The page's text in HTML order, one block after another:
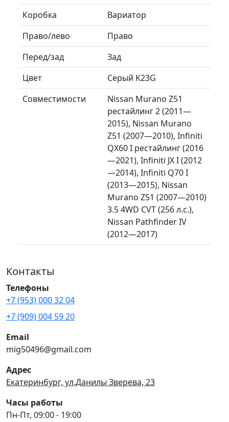
Коробка
Вариатор
Право/лево
Право
Перед/зад
Зад
Цвет
Серый K23G
Совместимости
Nissan Murano Z51
рестайлинг 2 (2011—
2015), Nissan Murano
Z51 (2007—2010), Infiniti
QX60 I рестайлинг (2016
—2021), Infiniti JX I (2012
—2014), Infiniti Q70 I
(2013—2015), Nissan
Murano Z51 (2007—2010)
3.5 4WD CVT (256 л.с.),
Nissan Pathfinder IV
(2012—2017)
Контакты
Телефоны
+7 (953) 000 32 04
+7 (909) 004 59 20
Email
mig50496@gmail.com
Адрес
Екатеринбург, ул.Данилы Зверева, 23
Часы работы
Пн-Пт, 09:00 - 19:00